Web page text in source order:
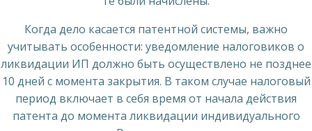
Когда дело касается патентной системы, важно
учитывать особенности: уведомление налоговиков о
ликвидации ИП должно быть осуществлено не позднее
10 дней с момента закрытия. В таком случае налоговый
период включает в себя время от начала действия
патента до момента ликвидации индивидуального